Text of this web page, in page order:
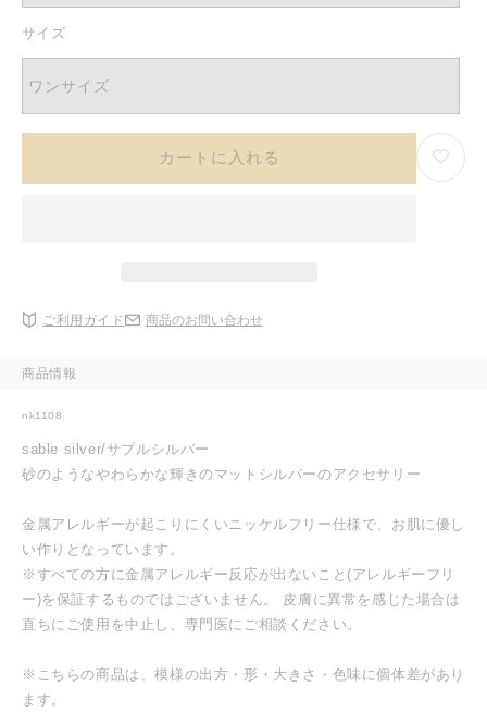
サイズ
ワンサイズ
カートに入れる
ご利用ガイド 商品のお問い合わせ
商品情報
nk1108
sable silver/サブルシルバー
砂のようなやわらかな輝きのマットシルバーのアクセサリー
金属アレルギーが起こりにくいニッケルフリー仕様で、お肌に優し
い作りとなっています。
※すべての方に金属アレルギー反応が出ないこと(アレルギーフリ
ー)を保証するものではございません。 皮膚に異常を感じた場合は
直ちにご使用を中止し、専門医にご相談ください。
※こちらの商品は、模様の出方・形・大きさ・色味に個体差があり
ます。